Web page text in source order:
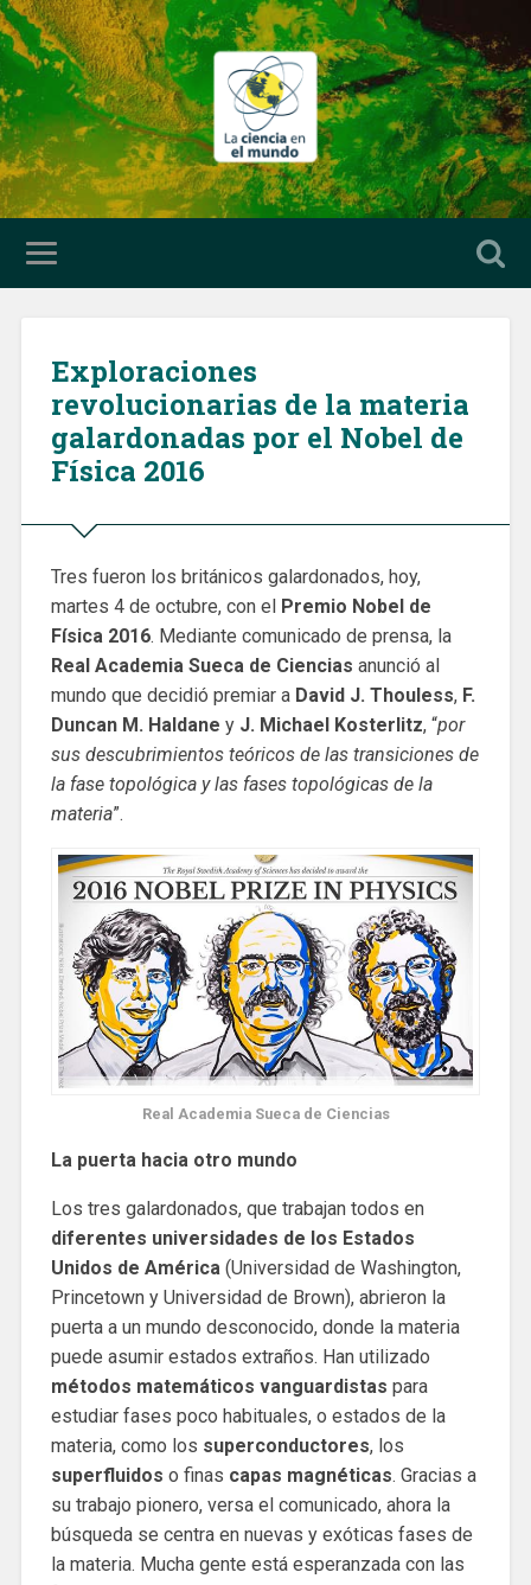
Exploraciones
revolucionarias de la materia
galardonadas por el Nobel de
Física 2016
Tres fueron los británicos galardonados, hoy,
martes 4 de octubre, con el Premio Nobel de
Física 2016. Mediante comunicado de prensa, la
Real Academia Sueca de Ciencias anunció al
mundo que decidió premiar a David J. Thouless, F.
Duncan M. Haldane y J. Michael Kosterlitz, “por
sus descubrimientos teóricos de las transiciones de
la fase topológica y las fases topológicas de la
materia”.
Real Academia Sueca de Ciencias
La puerta hacia otro mundo
Los tres galardonados, que trabajan todos en
diferentes universidades de los Estados
Unidos de América(Universidad de Washington,
Princetown y Universidad de Brown), abrieron la
puerta a un mundo desconocido, donde la materia
puede asumir estados extraños. Han utilizado
métodos matemáticos vanguardistas para
estudiar fases poco habituales, o estados de la
materia, como los superconductores, los
superfluidos o finas capas magnéticas. Gracias a
su trabajo pionero, versa el comunicado, ahora la
búsqueda se centra en nuevas y exóticas fases de
la materia. Mucha gente está esperanzada con las